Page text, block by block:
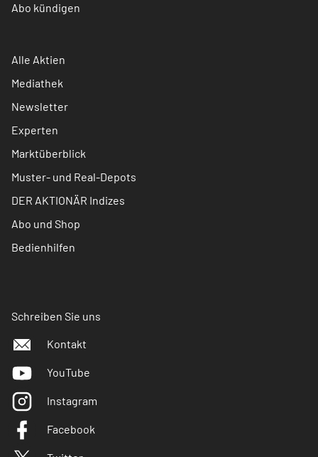
Abo kündigen
Alle Aktien
Mediathek
Newsletter
Experten
Marktüberblick
Muster- und Real-Depots
DER AKTIONÄR Indizes
Abo und Shop
Bedienhilfen
Schreiben Sie uns
Kontakt
YouTube
Instagram
Facebook